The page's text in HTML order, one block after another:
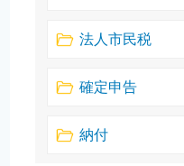
法人市民税
確定申告
納付